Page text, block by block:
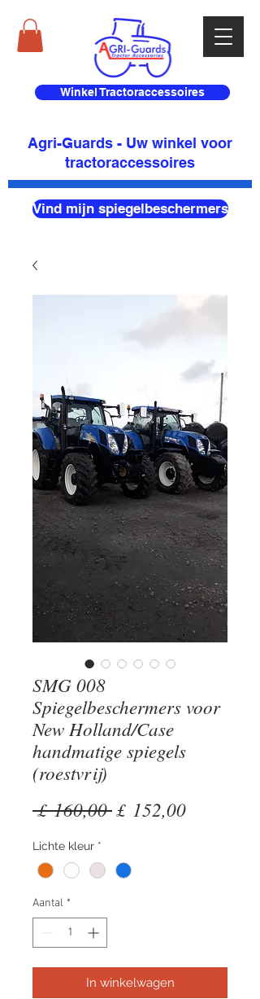
Winkel Tractoraccessoires
Agri-Guards - Uw winkel voor
tractoraccessoires
Vind mijn spiegelbeschermers
SMG 008
Spiegelbeschermers voor
New Holland/Case
handmatige spiegels
(roestvrij)
£ 160,00 Normale
£ 152,00
Lichte kleur *
Aantal *
In winkelwagen